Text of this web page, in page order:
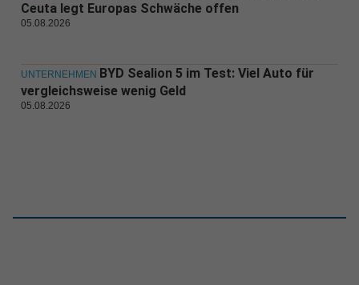
Ceuta legt Europas Schwäche offen
05.08.2026
UNTERNEHMEN BYD Sealion 5 im Test: Viel Auto für
vergleichsweise wenig Geld
05.08.2026